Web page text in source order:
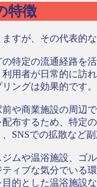
特徴
すが、その代表的
特定の流通経路を
用者が日常的に訪
ングは効果的です。
や商業施設の周辺
布するため、特定
SNSでの拡散など
ムや温浴施設、ゴ
ィブな気分でいる
的とした温浴施設